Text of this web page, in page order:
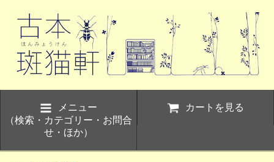
メニュー
（検索・カテゴリー・お問合
せ・ほか）
カートを見る